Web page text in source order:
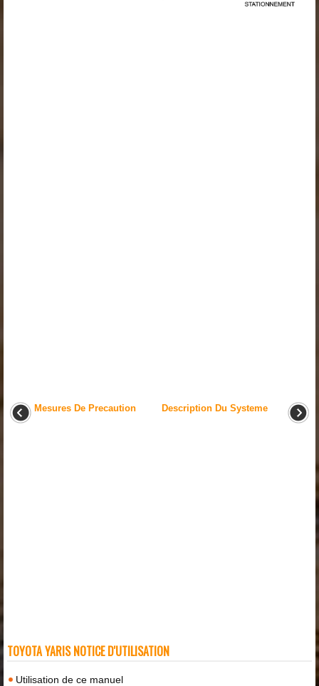
Mesures De Precaution Description Du Systeme
TOYOTA YARIS NOTICE D'UTILISATION
Utilisation de ce manuel